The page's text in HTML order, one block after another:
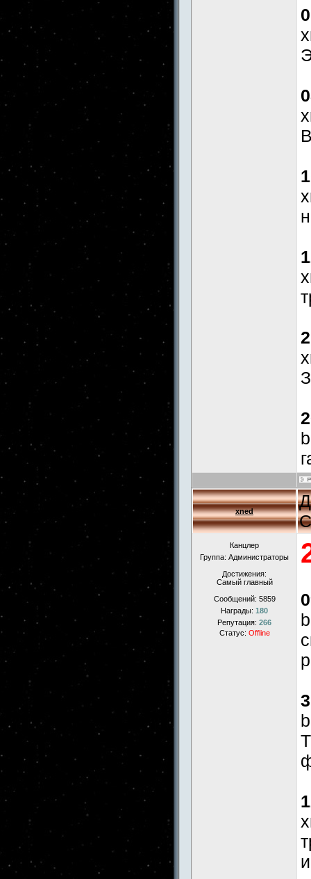
xned
Канцлер
Группа: Администраторы
Достижения:
Самый главный
Сообщений: 5859
Награды: 180
Репутация: 266
Статус: Offline